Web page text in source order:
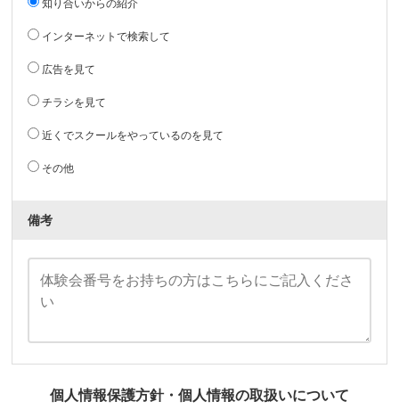
知り合いからの紹介
インターネットで検索して
広告を見て
チラシを見て
近くでスクールをやっているのを見て
その他
備考
個人情報保護方針・個人情報の取扱いについて